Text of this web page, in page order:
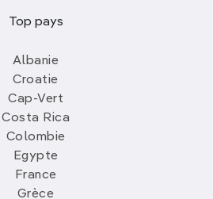
Top pays
Albanie
Croatie
Cap-Vert
Costa Rica
Colombie
Egypte
France
Grèce